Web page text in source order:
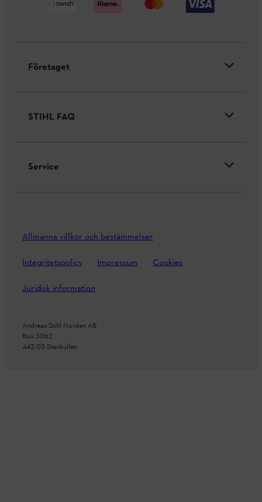
Företaget
STIHL FAQ
Service
Allmänna villkor och bestämmelser
Integritetspolicy Impressum Cookies
Juridisk information
Andreas Stihl Norden AB
Box 3062
443 03 Stenkullen